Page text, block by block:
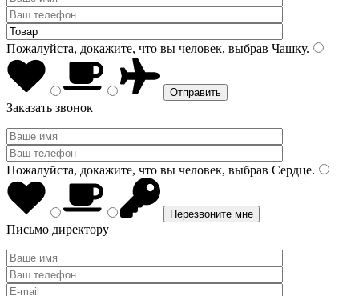
Пожалуйста, докажите, что вы человек, выбрав Чашку.
Заказать звонок
Пожалуйста, докажите, что вы человек, выбрав Сердце.
Письмо директору